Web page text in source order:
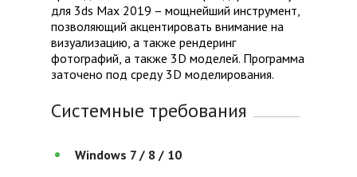
для 3ds Max 2019 – мощнейший инструмент,
позволяющий акцентировать внимание на
визуализацию, а также рендеринг
фотографий, а также 3D моделей. Программа
заточено под среду 3D моделирования.
Системные требования
Windows 7 / 8 / 10